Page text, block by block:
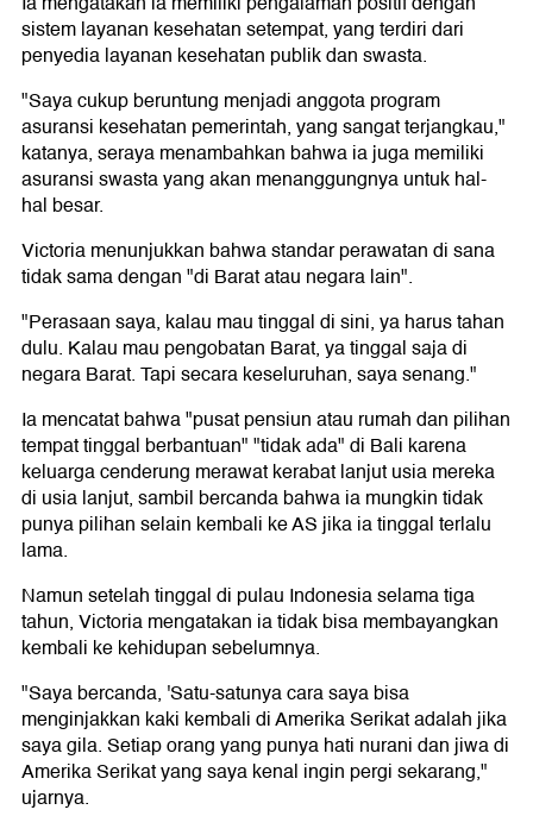
sistem layanan kesehatan setempat, yang terdiri dari
penyedia layanan kesehatan publik dan swasta.
"Saya cukup beruntung menjadi anggota program
asuransi kesehatan pemerintah, yang sangat terjangkau,"
katanya, seraya menambahkan bahwa ia juga memiliki
asuransi swasta yang akan menanggungnya untuk hal-
hal besar.
Victoria menunjukkan bahwa standar perawatan di sana
tidak sama dengan "di Barat atau negara lain".
"Perasaan saya, kalau mau tinggal di sini, ya harus tahan
dulu. Kalau mau pengobatan Barat, ya tinggal saja di
negara Barat. Tapi secara keseluruhan, saya senang."
Ia mencatat bahwa "pusat pensiun atau rumah dan pilihan
tempat tinggal berbantuan" "tidak ada" di Bali karena
keluarga cenderung merawat kerabat lanjut usia mereka
di usia lanjut, sambil bercanda bahwa ia mungkin tidak
punya pilihan selain kembali ke AS jika ia tinggal terlalu
lama.
Namun setelah tinggal di pulau Indonesia selama tiga
tahun, Victoria mengatakan ia tidak bisa membayangkan
kembali ke kehidupan sebelumnya.
"Saya bercanda, 'Satu-satunya cara saya bisa
menginjakkan kaki kembali di Amerika Serikat adalah jika
saya gila. Setiap orang yang punya hati nurani dan jiwa di
Amerika Serikat yang saya kenal ingin pergi sekarang,"
ujarnya.